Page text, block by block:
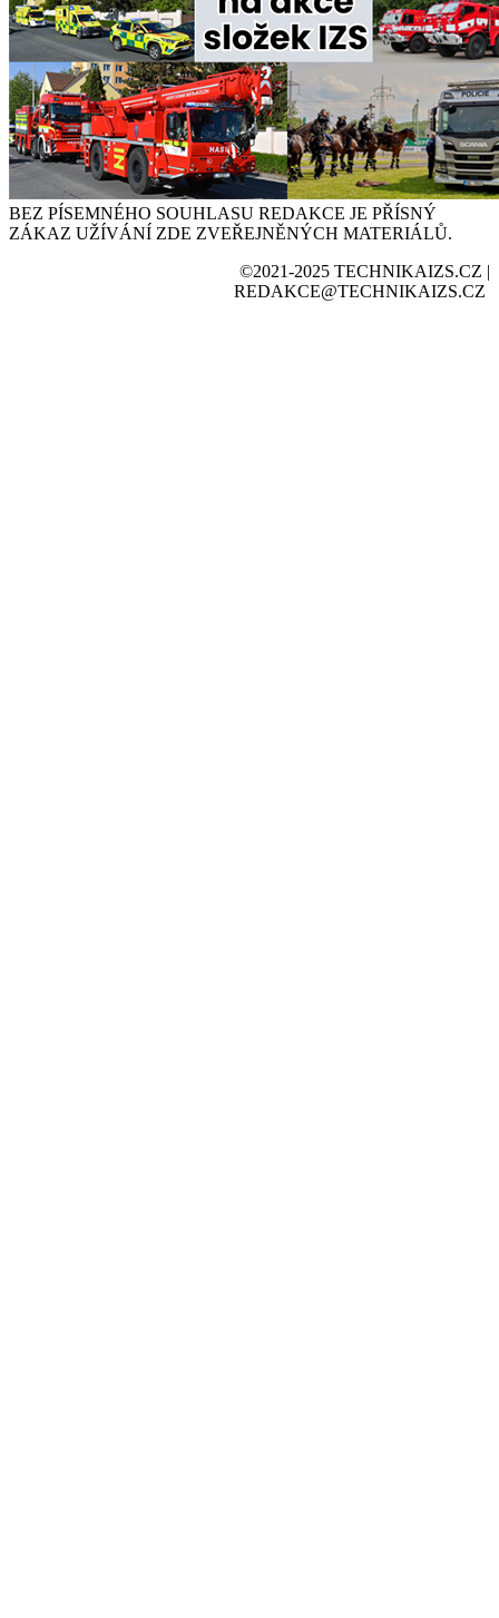
BEZ PÍSEMNÉHO SOUHLASU REDAKCE JE PŘÍSNÝ
ZÁKAZ UŽÍVÁNÍ ZDE ZVEŘEJNĚNÝCH MATERIÁLŮ.
©2021-2025 TECHNIKAIZS.CZ |
REDAKCE@TECHNIKAIZS.CZ